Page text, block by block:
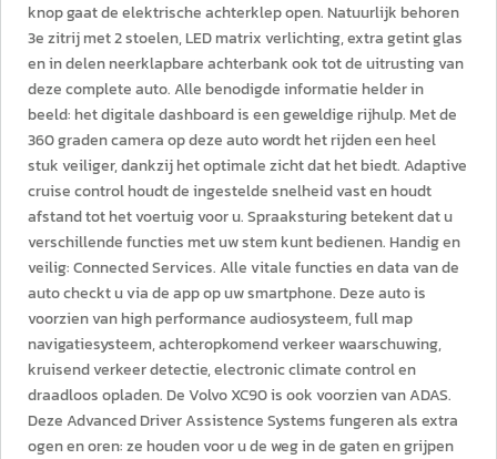
knop gaat de elektrische achterklep open. Natuurlijk behoren
3e zitrij met 2 stoelen, LED matrix verlichting, extra getint glas
en in delen neerklapbare achterbank ook tot de uitrusting van
deze complete auto. Alle benodigde informatie helder in
beeld: het digitale dashboard is een geweldige rijhulp. Met de
360 graden camera op deze auto wordt het rijden een heel
stuk veiliger, dankzij het optimale zicht dat het biedt. Adaptive
cruise control houdt de ingestelde snelheid vast en houdt
afstand tot het voertuig voor u. Spraaksturing betekent dat u
verschillende functies met uw stem kunt bedienen. Handig en
veilig: Connected Services. Alle vitale functies en data van de
auto checkt u via de app op uw smartphone. Deze auto is
voorzien van high performance audiosysteem, full map
navigatiesysteem, achteropkomend verkeer waarschuwing,
kruisend verkeer detectie, electronic climate control en
draadloos opladen. De Volvo XC90 is ook voorzien van ADAS.
Deze Advanced Driver Assistence Systems fungeren als extra
ogen en oren: ze houden voor u de weg in de gaten en grijpen